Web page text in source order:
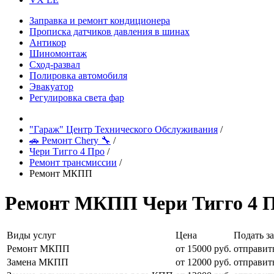
Заправка и ремонт кондиционера
Прописка датчиков давления в шинах
Антикор
Шиномонтаж
Сход-развал
Полировка автомобиля
Эвакуатор
Регулировка света фар
"Гараж" Центр Технического Обслуживания /
🚗 Ремонт Chery 🔧 /
Чери Тигго 4 Про /
Ремонт трансмиссии /
Ремонт МКПП
Ремонт МКПП Чери Тигго 4
Виды услуг Цена
Подать
Ремонт МКПП
от 15000 руб.
Замена МКПП
от 12000 руб.